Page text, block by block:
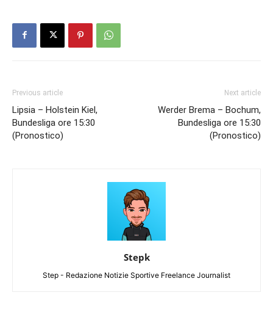
Previous article
Lipsia – Holstein Kiel,
Bundesliga ore 15:30
(Pronostico)
Next article
Werder Brema – Bochum,
Bundesliga ore 15:30
(Pronostico)
Stepk
Step - Redazione Notizie Sportive Freelance Journalist